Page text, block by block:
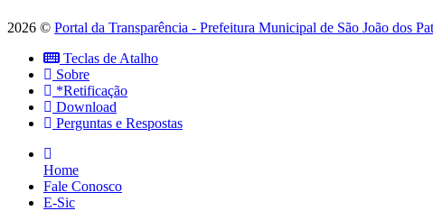
2026 © Portal da Transparência - Prefeitura Municipal de São João dos
Teclas de Atalho
Sobre
*Retificação
Download
Perguntas e Respostas
Home
Fale Conosco
E-Sic